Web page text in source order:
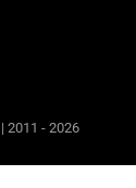
2011 - 2026